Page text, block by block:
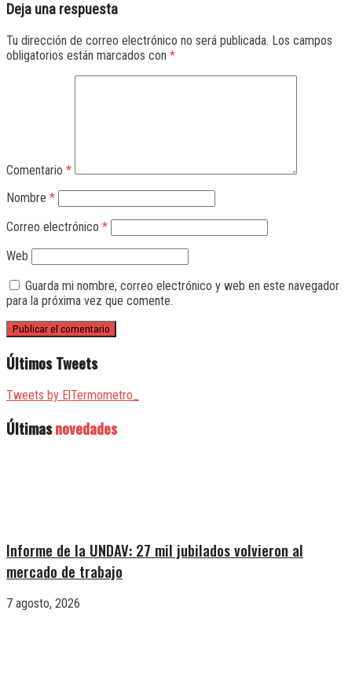
Deja una respuesta
Tu dirección de correo electrónico no será publicada. Los campos
obligatorios están marcados con *
Comentario *
Nombre *
Correo electrónico *
Web
Guarda mi nombre, correo electrónico y web en este navegador
para la próxima vez que comente.
Últimos Tweets
Tweets by ElTermometro_
Últimasnovedades
Informe de la UNDAV: 27 mil jubilados volvieron al
mercado de trabajo
7 agosto, 2026